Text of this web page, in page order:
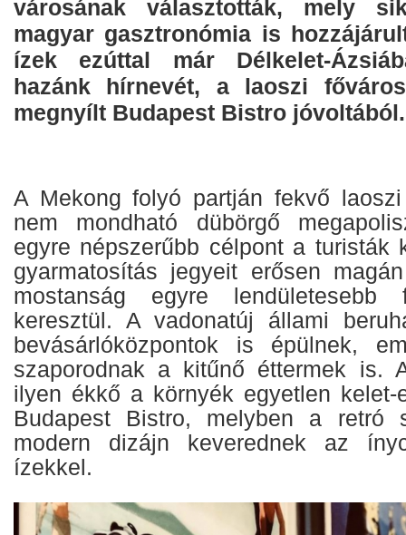
városának választották, mely
magyar gasztronómia is
ízek ezúttal már Délkelet-
hazánk hírnevét, a laoszi
megnyílt Budapest Bistro jóvoltából.
A Mekong folyó partján fekvő
nem mondható dübörgő
egyre népszerűbb célpont a turisták
gyarmatosítás jegyeit erősen
mostanság egyre lendületesebb
keresztül. A vadonatúj állami
bevásárlóközpontok is épülnek,
szaporodnak a kitűnő éttermek is.
ilyen ékkő a környék egyetlen kelet-
Budapest Bistro, melyben a retró
modern dizájn keverednek az
ízekkel.